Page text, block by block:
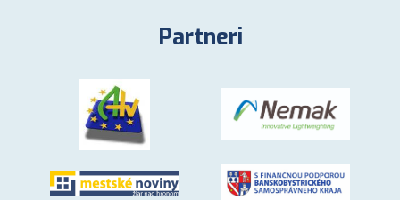
Partneri